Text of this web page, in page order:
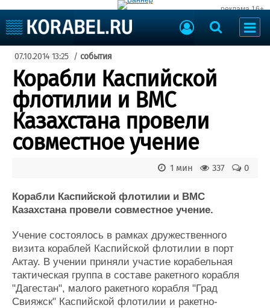
реклама 16+
Судоходство
Судоремонт
События
Пресс-релизы
Порты
Рыболовство
ВМФ
Яхты и катера
Еще
Пульс
Новости
Репутация
Работа
Крюинг
Журнал
Реклама
Доска объявлений
Продажа флота
Изделия
Материалы
Услуги
07.10.2014 13:25 / события
Корабли Каспийской
флотилии и ВМС
Казахстана провели
совместное учение
0
337
1 мин
Корабли Каспийской флотилии и ВМС
Казахстана провели совместное учение.
Учение состоялось в рамках дружественного
визита кораблей Каспийской флотилии в порт
Актау. В учении приняли участие корабельная
тактическая группа в составе ракетного корабля
"Дагестан", малого ракетного корабля "Град
Свияжск" Каспийской флотилии и ракетно-